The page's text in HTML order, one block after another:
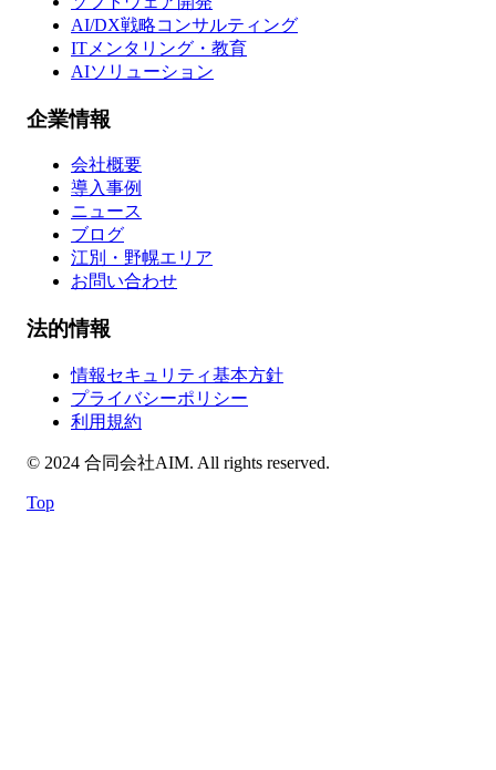
AI/DX戦略コンサルティング
ITメンタリング・教育
AIソリューション
企業情報
会社概要
導入事例
ニュース
ブログ
江別・野幌エリア
お問い合わせ
法的情報
情報セキュリティ基本方針
プライバシーポリシー
利用規約
© 2024 合同会社AIM. All rights reserved.
Top